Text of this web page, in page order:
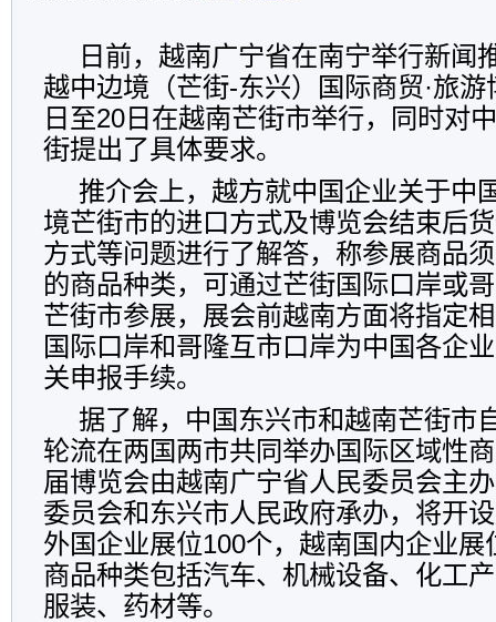
日前，越南广宁省在南宁举行新闻
越中边境（芒街-东兴）国际商贸·旅游
日至20日在越南芒街市举行，同时对
街提出了具体要求。
推介会上，越方就中国企业关于中
境芒街市的进口方式及博览会结束后
方式等问题进行了解答，称参展商品
的商品种类，可通过芒街国际口岸或
芒街市参展，展会前越南方面将指定
国际口岸和哥隆互市口岸为中国各企
关申报手续。
据了解，中国东兴市和越南芒街市
轮流在两国两市共同举办国际区域性
届博览会由越南广宁省人民委员会主
委员会和东兴市人民政府承办，将开
外国企业展位100个，越南国内企业展
商品种类包括汽车、机械设备、化工
服装、药材等。